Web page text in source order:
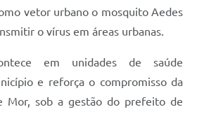
vetor urbano o mosquito Aedes
o vírus em áreas urbanas.
em unidades de saúde
e reforça o compromisso da
Mor, sob a gestão do prefeito de